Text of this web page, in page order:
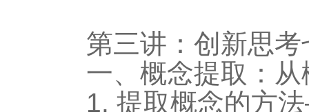
第三讲：创新思
一、概念提取：
1. 提取概念的方